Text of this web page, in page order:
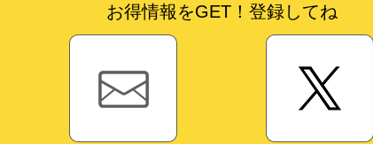
お得情報をGET！登録してね